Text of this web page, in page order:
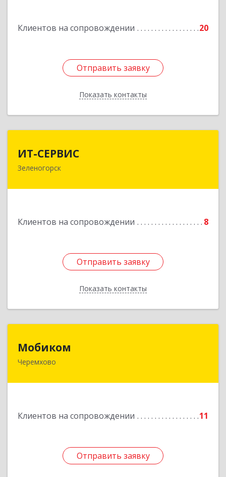
Клиентов на сопровождении 20
Отправить заявку
Показать контакты
Подробнее
Отправить заявку
Назад
ИТ-СЕРВИС
Зеленогорск
Клиентов на сопровождении 8
Отправить заявку
Показать контакты
663690, Красноярский край, Зеленогорск г,
Отправить заявку
Назад
Мобиком
Черемхово
Клиентов на сопровождении 11
Отправить заявку
Отправить заявку